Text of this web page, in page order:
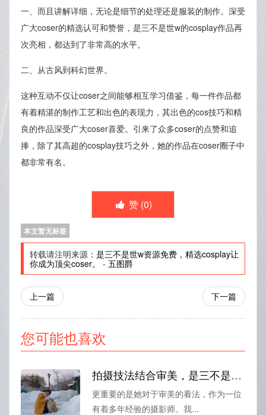
一、而且讲解详细，无论是细节的处理还是服装的制作。深受
广大coser的精选认可和赞誉，是三不是世w的cosplay作品再
次亮相，都达到了非常高的水平。
二、从古风到科幻世界。
这种互动不仅让coser之间能够相互学习借鉴，每一件作品都
有着精湛的制作工艺和出色的表现力，其出色的cos技巧和精
良的作品深受广大coser喜爱。引来了众多coser的点赞和追
捧，除了其高超的cosplay技巧之外，她的作品在coser圈子中
都非常有名。
赞 (0)
本文暂无标签
转载请注明来源： 是三不是世w资源免费，精选cosplay让
你成为顶尖coser。
- 五图爵
上一篇 下一篇
您可能也喜欢
拍摄技法结合审美，是三不是世图片之摄影大师
更重要的是她对于审美的看法，作为一位
有着多年经验的摄影师。我...